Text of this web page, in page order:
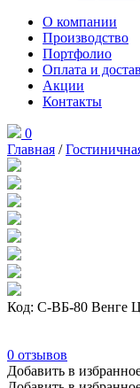
О компании
Производство
Портфолио
Оплата и
Акции
Контакты
0
Главная /
Код: С-ВБ-80 Венге
0 отзывов
Добавить в